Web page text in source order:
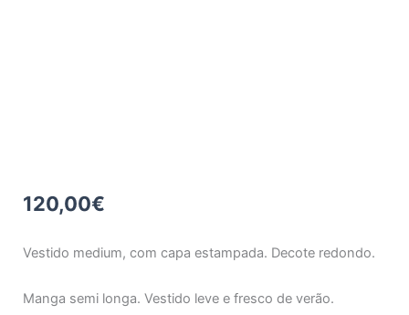
120,00€
Vestido medium, com capa estampada. Decote redondo.
Manga semi longa. Vestido leve e fresco de verão.